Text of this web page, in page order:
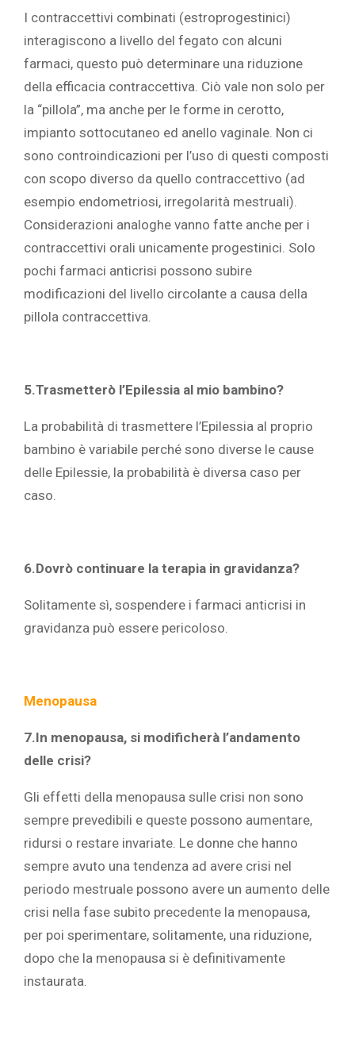
I contraccettivi combinati (estroprogestinici)
interagiscono a livello del fegato con alcuni
farmaci, questo può determinare una riduzione
della efficacia contraccettiva. Ciò vale non solo per
la “pillola”, ma anche per le forme in cerotto,
impianto sottocutaneo ed anello vaginale. Non ci
sono controindicazioni per l’uso di questi composti
con scopo diverso da quello contraccettivo (ad
esempio endometriosi, irregolarità mestruali).
Considerazioni analoghe vanno fatte anche per i
contraccettivi orali unicamente progestinici. Solo
pochi farmaci anticrisi possono subire
modificazioni del livello circolante a causa della
pillola contraccettiva.
5.Trasmetterò l’Epilessia al mio bambino?
La probabilità di trasmettere l’Epilessia al proprio
bambino è variabile perché sono diverse le cause
delle Epilessie, la probabilità è diversa caso per
caso.
6.Dovrò continuare la terapia in gravidanza?
Solitamente sì, sospendere i farmaci anticrisi in
gravidanza può essere pericoloso.
Menopausa
7.In menopausa, si modificherà l’andamento
delle crisi?
Gli effetti della menopausa sulle crisi non sono
sempre prevedibili e queste possono aumentare,
ridursi o restare invariate. Le donne che hanno
sempre avuto una tendenza ad avere crisi nel
periodo mestruale possono avere un aumento delle
crisi nella fase subito precedente la menopausa,
per poi sperimentare, solitamente, una riduzione,
dopo che la menopausa si è definitivamente
instaurata.